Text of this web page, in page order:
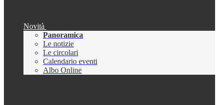
Novità
Panoramica
Le notizie
Le circolari
Calendario eventi
Albo Online